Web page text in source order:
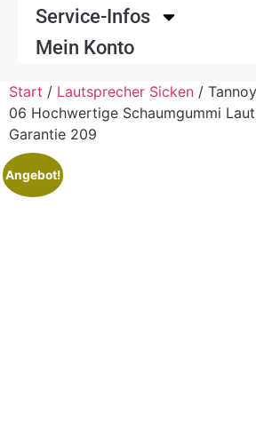
Service-Infos
Mein Konto
Start / Lautsprecher Sicken /
06 Hochwertige Schaumgummi
Garantie 209
Angebot!